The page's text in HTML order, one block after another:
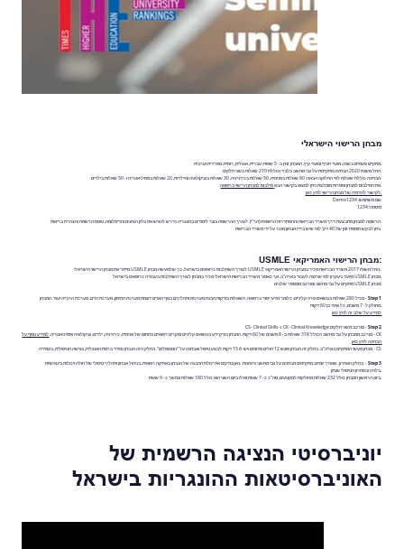
מבחן הרישוי הישראלי
.מתקיים פעמיים בשנה, מועד חורף ומועד קיץ. המבחן זמין ב- 5 שפות: עברית, אנגלית, רוסית, ספרדית וערבית
.החל משנת 2020 הבחינה מתקיימת על גבי מחשב בלבד וכוללת 210 שאלות בשני חלקים
.הבחינה כוללת שאלות לפי החלוקה הבאה: 60 שאלות בפנימית, 50 שאלות בכירורגיה, 30 שאלות בגניקולוגיה ומיילדות, 20 שאלות בפסיכיאטריה ו- 50 שאלות בילדים
.את הסילבוס למבחן וספרות מומלצת ניתן למצוא בקישור הבאסילבוס למבחן הרישוי ברפואה
.לקישור להדמיה של מבחן הרישוי לחץ כאן
שם משתמש: Demo1234
סיסמה: 1234
.הרשמה למבחן מתבצעת דרך משרד הבריאות וההסתדרות הרפואית (הר"י). לצורך ההרשמה בוגר לימודים בהונגריה נדרש להגיש את גליון הציונים והדיפלומה, טופס הרשמה והצהרת בריאות
.ניתן לבקש תוספת זמן של 40 דק' למי שיש בידיו אבחון מוכר על ידי משרד הבריאות
:מבחן הרישוי האמריקאי USMLE
..החל משנת 2017 משרד הבריאות מכיר במבחן הרישוי האמריקאי USMLE לצורך השתלבות כרופאים בישראל, כך שלמעשה מבחן USMLE מייתר את מבחן הרישוי הישראלי
.מבחן USMLE מיועד בעקרון למי שרוצה לעבוד בארה"ב, אך כאמור משרד הבריאות הישראלי מכיר במבחן לצורך השתלבות בעבודה כרופאים בישראל
:מבחן USMLE מתקיים על גבי מחשב ומורכב ממספר שלבים
Step 1- מכיל 280 שאלות בנושאים פרה קליניים, כלומר מדעי יסוד ברפואה. השאלות בודקות הבנת מערכות ותהליכים בגוף האדם דוגמת מערכת החיסון, מערכת הדם, מערכת הרבייה ועוד. המבחן
.מחולק ל- 7 סשנים, כל אחד בן 60 דקות
למידע על שלב זה לחץ כאן
Step 2- מורכב משני חלקים CK -Clinical Knowledge ו- CS- Clinical Skills
CK - מורכב ממבחן על גבי מחשב הכולל 318 שאלות ב- 8 סשנים של 60 דקות. המבחן בודק ידע בנושאים קליניים ומקרים רפואיים בתחום של פנימית, כירורגיה, ילדים, גניקולוגיה ופסיכיאטריה.
למידע נוסף על
הבחינה לחץ כאן
CS - מבחן מעשי המתקיים בארה"ב. בחלק זה הנבחן פוגש 12 חולים מדומים ויש לו 15 דקות לבצע טיפול ואבחנה על "המטופלים". בחלק הזה הנבחן נמדד ברמת האנגלית, בגישה הטיפולית, בעמידה
Step 3- בחלק האחרון, שאורך יומיים, מתקיימים מבחנים על גבי מחשב וראיונות. כאן בודקים את יכולת ההבנה של הנבחן באתיקה רפואית, בניהול אבחון ותהליך טיפולי של חולה ויכולות בינאישיות
.בלחץ ובפתרון הטיפולי שנתן
.ביום הראשון המבחן כולל 232 שאלות מחולקות למקטעים, סה"כ כ- 7 שעות ואילו ביום השני הוא כולל 180 שאלות ונמשך כ- 9 שעות
יוניברסיטי הנציגה הרשמית של
האוניברסיטאות ההונגריות בישראל